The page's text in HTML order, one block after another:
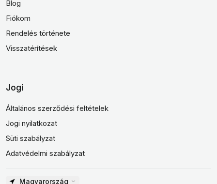
Blog
Fiókom
Rendelés története
Visszatérítések
Jogi
Általános szerződési feltételek
Jogi nyilatkozat
Süti szabályzat
Adatvédelmi szabályzat
Magyarország